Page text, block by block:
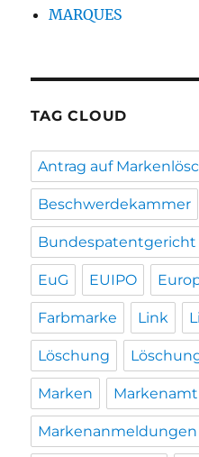
MARQUES
TAG CLOUD
Antrag auf
Beschwerdekammer
Bundespatentgericht
EuG EUIPO
Farbmarke Link
Löschung
Marken Markenamt
Markenanmeldungen